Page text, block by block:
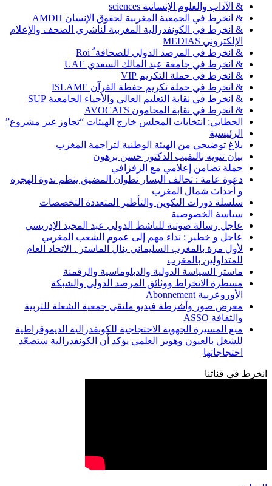
& الآداب والعلوم الإنسانية sciences
& انخرط في الجمعية المغربية لحقوق الإنسان AMDH
& انخرط في الكونفدرالية المغربية لناشري الصحف والإعلام
الإلكتروني MEDIAS
& انخرط في المرصد الدولي للصحافة ٌ Roi
& انخرط في جامعة عبد المالك السعدي UAE
& انخرط في حملة التكريم VIP
& انخرط في حملة تكريم حفظة القرآن ISLAME
& انخرط في نقابة التعليم العالي والأحياء الجامعية SUP
& انخرط في نقابة المحامون AVOCATS
الحطابي: انتخابات المجلس خارج الهيئات “تجاوز غير مشروع”
الرئيسية
بلاغ توضيحي من الهيئة الوطنية لتراجمة المغرب
بيان تنويه بالنقيب الدكتور حسن برهون
حملة تضامن إعلامي مع الزفزافي
دعوة عامة : تحالف اليسار تطوان المضيق ينظم ندوة الهجرة
و أحداث شمال المغرب
سلسلة دورات التكوين والتأطير المتعددة التخصصات
سياسة الخصوصية
عاجل رسالة صوتية للناشط الدولي عبد المجيد الإدريسي
عاجل و خطير : نداء مهم إلى عموم الشعب المغربي
لأول مرة بالمغرب السليماني ينال الماستر . الاتحاد العام
للمتداولين بالمغرب
ماستر السياسة الدولية والدبلوماسية والرقمنة
مسطرة الانخراط ووثائق المرصد الدولي والشبكة
الأوروعربية Abonnement
معرض صور وأشرطة فيديو ملتقى جمعية الشعلة للتربية
والثقافة ASSO
منع المسيرة الجهوية الاحتجاجية للكونفدرالية الديموقراطية
للشغل بالعيون وهوير العلمي يؤكد أن الكونفدرالية ستصعّد
احتجاجاتها
انخرط في قناتنا